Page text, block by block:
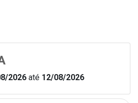
2026 até 12/08/2026